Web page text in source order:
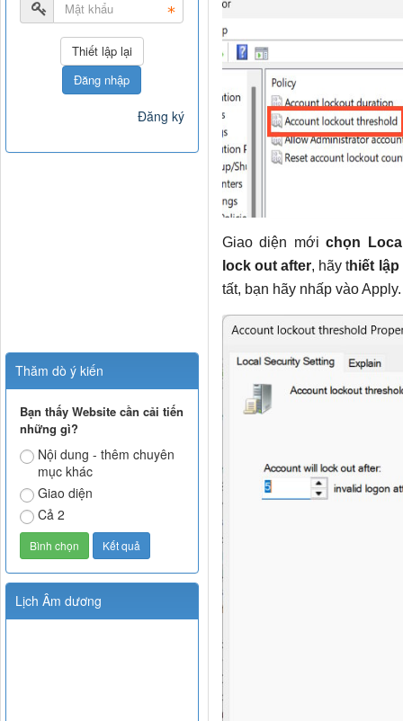
Giao diện mớichọn
lock out after, hãy thiết
tất, bạn hãy nhấp vào Apply.
Đăng nhập
Đăng ký
Thăm dò ý kiến
Bạn thấy Website cần cải tiến
những gì?
Nội dung - thêm chuyên
mục khác
Giao diện
Cả 2
Lịch Âm dương